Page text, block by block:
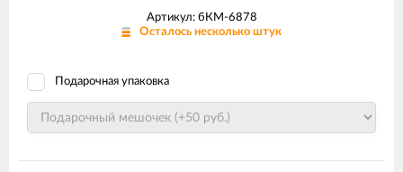
Артикул: бКМ-6878
Осталось несколько штук
Подарочная упаковка